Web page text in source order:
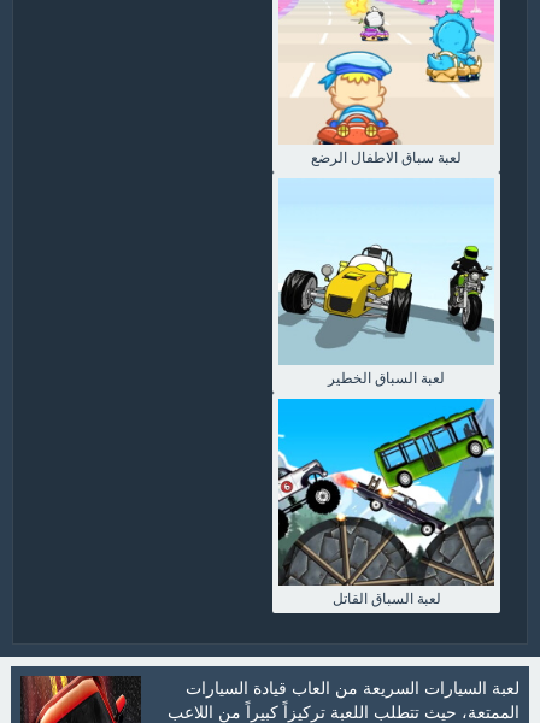
لعبة سباق الاطفال الرضع
لعبة السباق الخطير
لعبة السباق القاتل
لعبة السيارات السريعة من العاب قيادة السيارات
الممتعة، حيث تتطلب اللعبة تركيزاً كبيراً من اللاعب